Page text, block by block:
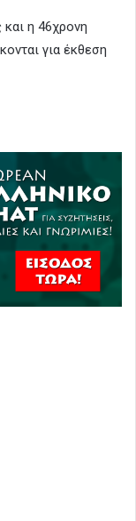
η 46χρονη
για έκθεση